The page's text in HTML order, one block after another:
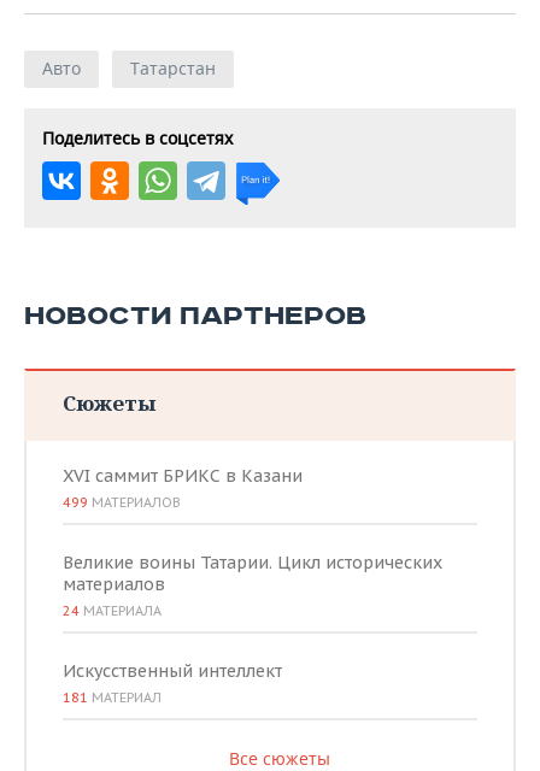
Авто Татарстан
Поделитесь в соцсетях
НОВОСТИ ПАРТНЕРОВ
Сюжеты
XVI саммит БРИКС в Казани
499 МАТЕРИАЛОВ
Великие воины Татарии. Цикл исторических
материалов
24 МАТЕРИАЛА
Искусственный интеллект
181 МАТЕРИАЛ
Все сюжеты